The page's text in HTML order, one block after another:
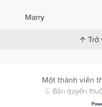
Marry
Trở
Một thành viên
© Bản quyền